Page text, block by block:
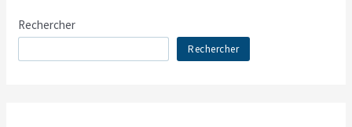
Rechercher
Rechercher